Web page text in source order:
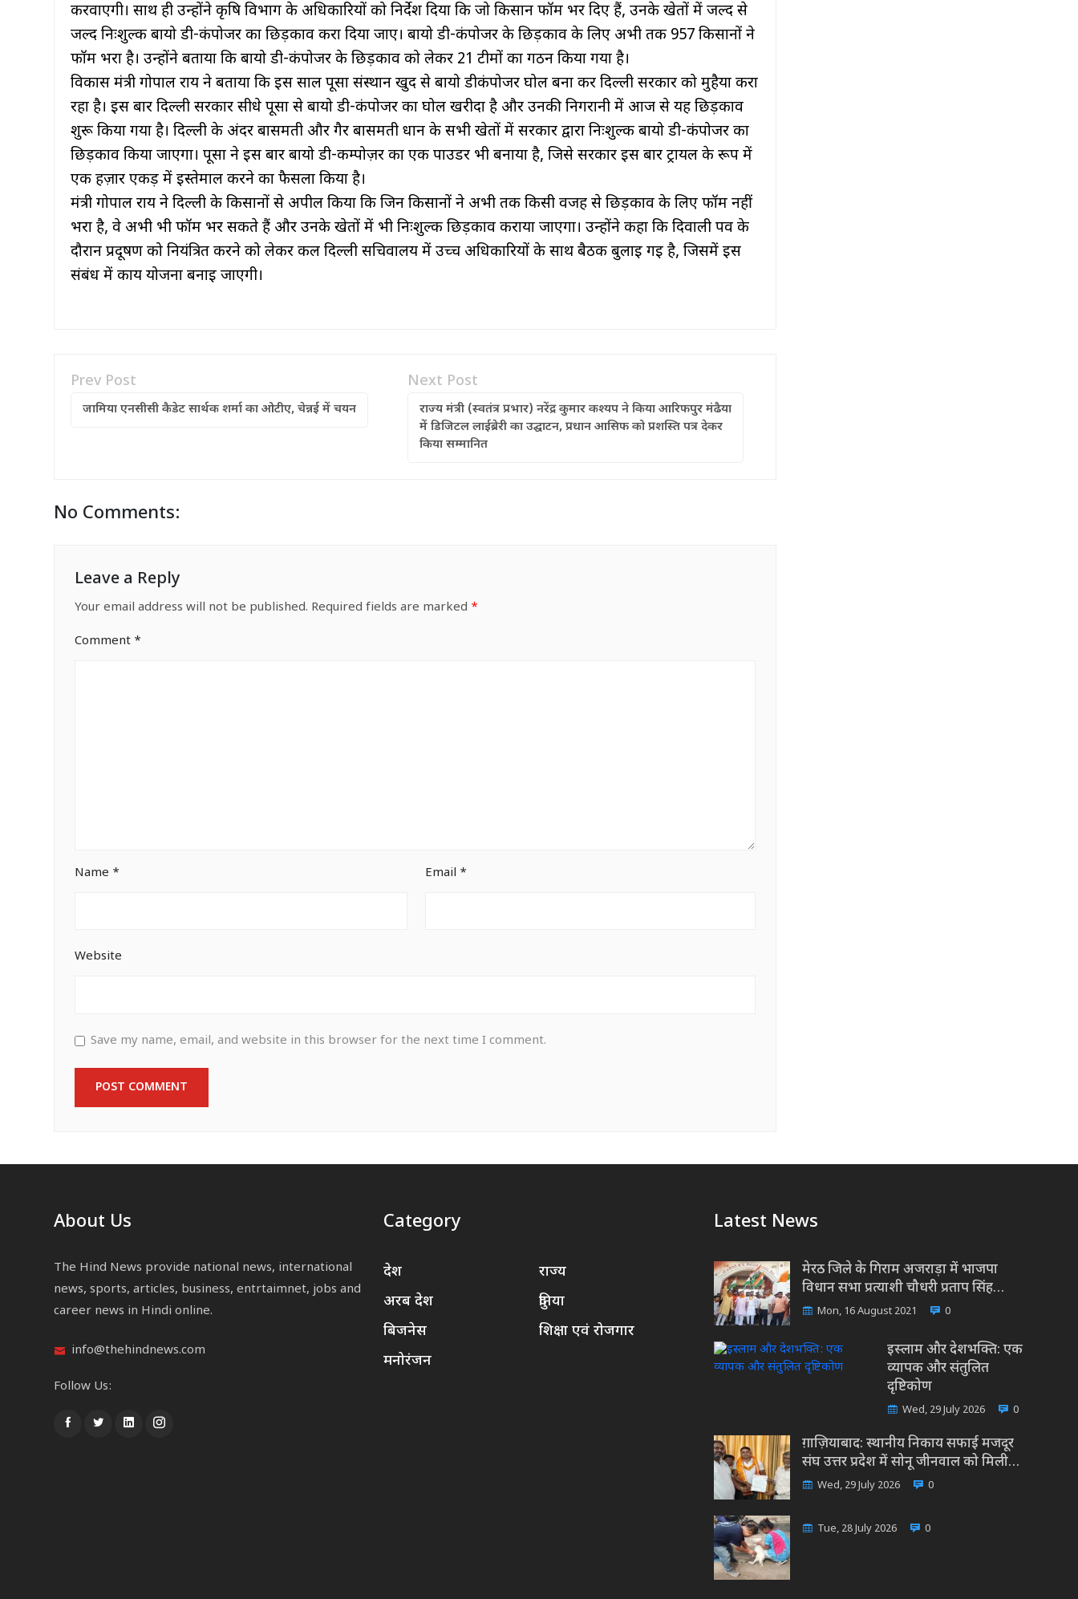
करवाएगी। साथ ही उन्होंने कृषि विभाग के अधिकारियों को निर्देश दिया कि जो किसान फॉर्म भर दिए हैं, उनके खेतों में जल्द से
जल्द निःशुल्क बायो डी-कंपोजर का छिड़काव करा दिया जाए। बायो डी-कंपोजर के छिड़काव के लिए अभी तक 957 किसानों ने
फॉर्म भरा है। उन्होंने बताया कि बायो डी-कंपोजर के छिड़काव को लेकर 21 टीमों का गठन किया गया है।
विकास मंत्री गोपाल राय ने बताया कि इस साल पूसा संस्थान खुद से बायो डीकंपोजर घोल बना कर दिल्ली सरकार को मुहैया करा
रहा है। इस बार दिल्ली सरकार सीधे पूसा से बायो डी-कंपोजर का घोल खरीदा है और उनकी निगरानी में आज से यह छिड़काव
शुरू किया गया है। दिल्ली के अंदर बासमती और गैर बासमती धान के सभी खेतों में सरकार द्वारा निःशुल्क बायो डी-कंपोजर का
छिड़काव किया जाएगा। पूसा ने इस बार बायो डी-कम्पोज़र का एक पाउडर भी बनाया है, जिसे सरकार इस बार ट्रायल के रूप में
एक हज़ार एकड़ में इस्तेमाल करने का फैसला किया है।
मंत्री गोपाल राय ने दिल्ली के किसानों से अपील किया कि जिन किसानों ने अभी तक किसी वजह से छिड़काव के लिए फॉर्म नहीं
भरा है, वे अभी भी फॉर्म भर सकते हैं और उनके खेतों में भी निःशुल्क छिड़काव कराया जाएगा। उन्होंने कहा कि दिवाली पर्व के
दौरान प्रदूषण को नियंत्रित करने को लेकर कल दिल्ली सचिवालय में उच्च अधिकारियों के साथ बैठक बुलाई गई है, जिसमें इस
संबंध में कार्य योजना बनाई जाएगी।
Prev Post
जामिया एनसीसी कैडेट सार्थक शर्मा का ओटीए, चेन्नई में चयन
Next Post
राज्य मंत्री (स्वतंत्र प्रभार) नरेंद्र कुमार कश्यप ने किया आरिफपुर मंढैया
में डिजिटल लाईब्रेरी का उद्घाटन, प्रधान आसिफ को प्रशस्ति पत्र देकर
किया सम्मानित
No Comments:
Leave a Reply
Your email address will not be published. Required fields are marked *
Comment *
Name * Email *
Website
Save my name, email, and website in this browser for the next time I comment.
About Us
The Hind News provide national news, international
news, sports, articles, business, entrtaimnet, jobs and
career news in Hindi online.
info@thehindnews.com
Follow Us:
Category
देश
राज्य
अरब देश
दुनिया
बिजनेस
शिक्षा एवं रोजगार
मनोरंजन
Latest News
मेरठ जिले के गिराम अजराड़ा में भाजपा
विधान सभा प्रत्याशी चौधरी प्रताप सिंह…
Mon, 16 August 2021 0
इस्लाम और देशभक्ति: एक
व्यापक और संतुलित
दृष्टिकोण
Wed, 29 July 2026 0
ग़ाज़ियाबाद: स्थानीय निकाय सफाई मजदूर
संघ उत्तर प्रदेश में सोनू जीनवाल को मिली…
Wed, 29 July 2026 0
Tue, 28 July 2026 0